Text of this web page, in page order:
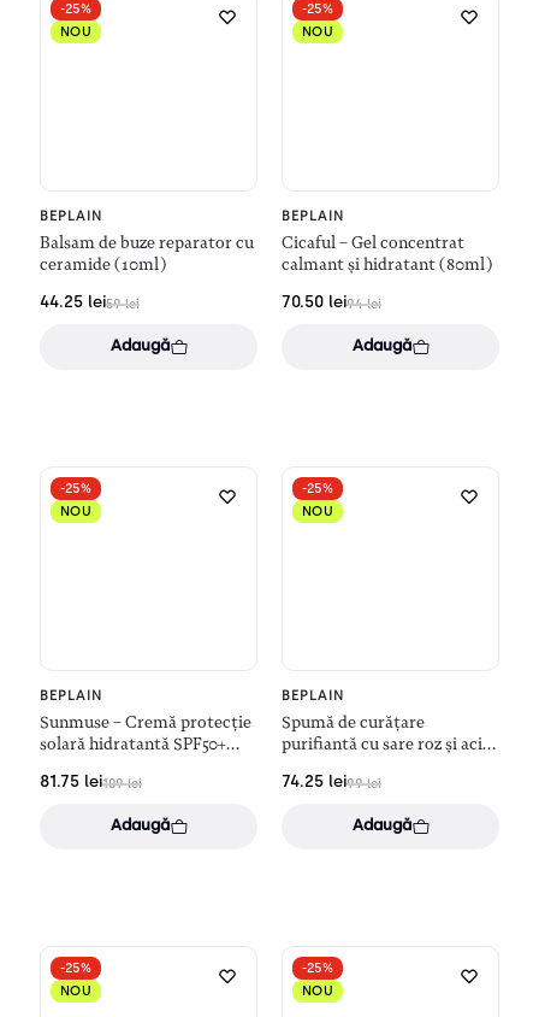
-25%
NOU
BEPLAIN
Balsam de buze reparator cu
ceramide (10ml)
59lei
44.25 lei
Adaugă
-25%
NOU
BEPLAIN
Cicaful – Gel concentrat
calmant și hidratant (80ml)
94lei
70.50 lei
Adaugă
-25%
NOU
BEPLAIN
Sunmuse – Cremă protecție
solară hidratantă SPF50+
109lei
81.75 lei
Adaugă
-25%
NOU
BEPLAIN
Spumă de curățare
purifiantă cu sare roz și acizi
99lei
74.25 lei
Adaugă
-25%
NOU
-25%
NOU